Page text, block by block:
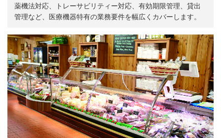
薬機法対応、トレーサビリティー対応、有効期限管理、貸出
管理など、医療機器特有の業務要件を幅広くカバーします。